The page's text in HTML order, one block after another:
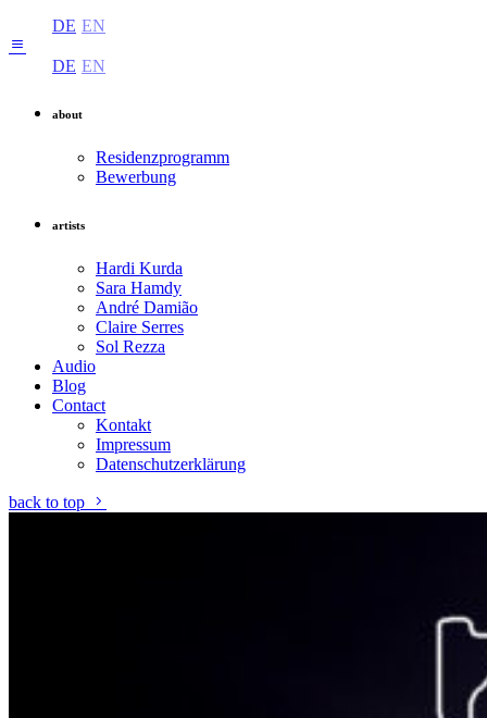
DE EN
DE EN
about
Residenzprogramm
Bewerbung
artists
Hardi Kurda
Sara Hamdy
André Damião
Claire Serres
Sol Rezza
Audio
Blog
Contact
Kontakt
Impressum
Datenschutzerklärung
back to top